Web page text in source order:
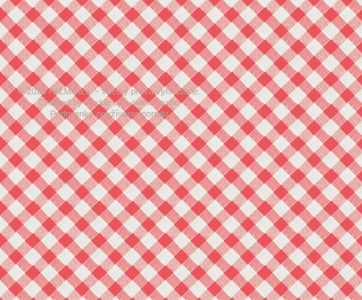
© 2026 PALMA a.s. - Všetky práva vyhradené.
Created by buckle up - online studio
Podmienky používania portálu